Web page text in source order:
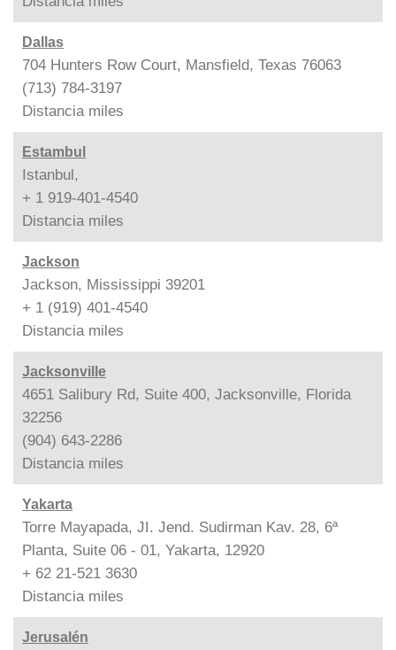
Dallas
704 Hunters Row Court, Mansfield, Texas 76063
(713) 784-3197
Distancia miles
Estambul
Istanbul,
+ 1 919-401-4540
Distancia miles
Jackson
Jackson, Mississippi 39201
+ 1 (919) 401-4540
Distancia miles
Jacksonville
4651 Salibury Rd, Suite 400, Jacksonville, Florida
32256
(904) 643-2286
Distancia miles
Yakarta
Torre Mayapada, JI. Jend. Sudirman Kav. 28, 6ª
Planta, Suite 06 - 01, Yakarta, 12920
+ 62 21-521 3630
Distancia miles
Jerusalén